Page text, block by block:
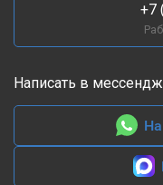
+7
Написать в